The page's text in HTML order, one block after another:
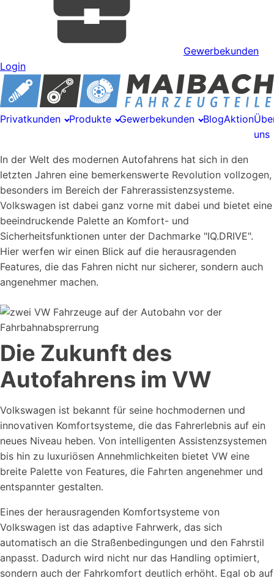
Gewerbekunden
Login
Privatkunden Produkte Gewerbekunden BlogAktion
uns
In der Welt des modernen Autofahrens hat sich in den
letzten Jahren eine bemerkenswerte Revolution vollzogen,
besonders im Bereich der Fahrerassistenzsysteme.
Volkswagen ist dabei ganz vorne mit dabei und bietet eine
beeindruckende Palette an Komfort- und
Sicherheitsfunktionen unter der Dachmarke "IQ.DRIVE".
Hier werfen wir einen Blick auf die herausragenden
Features, die das Fahren nicht nur sicherer, sondern auch
angenehmer machen.
Die Zukunft des
Autofahrens im VW
Volkswagen ist bekannt für seine hochmodernen und
innovativen Komfortsysteme, die das Fahrerlebnis auf ein
neues Niveau heben. Von intelligenten Assistenzsystemen
bis hin zu luxuriösen Annehmlichkeiten bietet VW eine
breite Palette von Features, die Fahrten angenehmer und
entspannter gestalten.
Eines der herausragenden Komfortsysteme von
Volkswagen ist das adaptive Fahrwerk, das sich
automatisch an die Straßenbedingungen und den Fahrstil
anpasst. Dadurch wird nicht nur das Handling optimiert,
sondern auch der Fahrkomfort deutlich erhöht. Egal ob auf